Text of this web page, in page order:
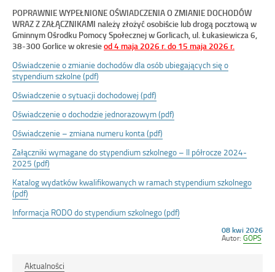
POPRAWNIE WYPEŁNIONE OŚWIADCZENIA O ZMIANIE DOCHODÓW
WRAZ Z ZAŁĄCZNIKAMI należy złożyć osobiście lub drogą pocztową w
Gminnym Ośrodku Pomocy Społecznej w Gorlicach, ul. Łukasiewicza 6,
38-300 Gorlice w okresieod 4 maja 2026 r. do 15 maja 2026 r.
Oświadczenie o zmianie dochodów dla osób ubiegających się o
stypendium szkolne (pdf)
Oświadczenie o sytuacji dochodowej (pdf)
Oświadczenie o dochodzie jednorazowym (pdf)
Oświadczenie – zmiana numeru konta (pdf)
Załączniki wymagane do stypendium szkolnego – II półrocze 2024-
2025 (pdf)
Katalog wydatków kwalifikowanych w ramach stypendium szkolnego
(pdf)
Informacja RODO do stypendium szkolnego (pdf)
Opublikowano
w
08 kwi 2026
Autor: GOPS
Aktualności